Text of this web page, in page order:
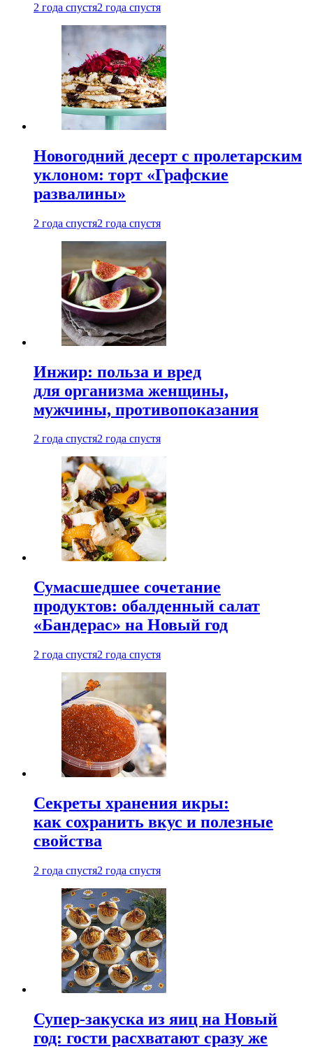
2 года спустя2 года спустя
Новогодний десерт с пролетарским
уклоном: торт «Графские
развалины»
2 года спустя2 года спустя
Инжир: польза и вред
для организма женщины,
мужчины, противопоказания
2 года спустя2 года спустя
Сумасшедшее сочетание
продуктов: обалденный салат
«Бандерас» на Новый год
2 года спустя2 года спустя
Секреты хранения икры:
как сохранить вкус и полезные
свойства
2 года спустя2 года спустя
Супер-закуска из яиц на Новый
год: гости расхватают сразу же